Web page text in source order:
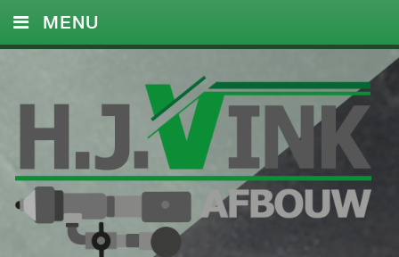
MENU
DIENSTEN
REFERENTIES
CONTACT